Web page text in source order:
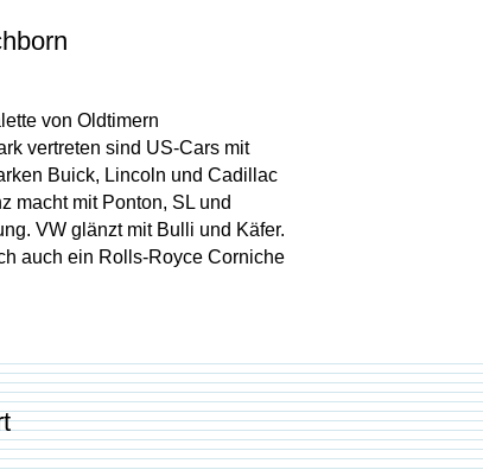
von Oldtimern
vertreten sind US-Cars mit
Buick, Lincoln und Cadillac
macht mit Ponton, SL und
VW glänzt mit Bulli und Käfer.
auch ein Rolls-Royce Corniche